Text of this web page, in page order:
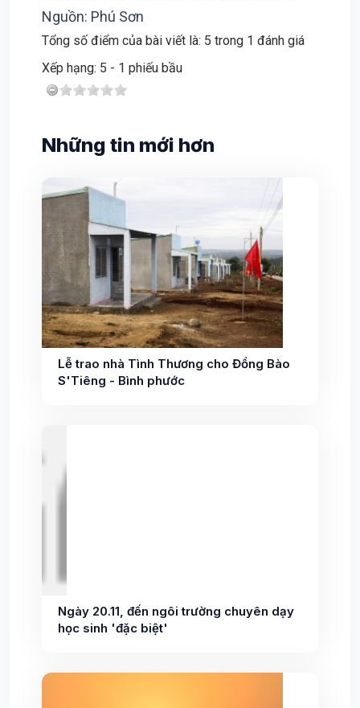
Nguồn: Phú Sơn
Tổng số điểm của bài viết là: 5 trong 1 đánh giá
Xếp hạng: 5 - 1 phiếu bầu
Những tin mới hơn
Lễ trao nhà Tình Thương cho Đồng Bào
S'Tiêng - Bình phước
Ngày 20.11, đến ngôi trường chuyên dạy
học sinh 'đặc biệt'